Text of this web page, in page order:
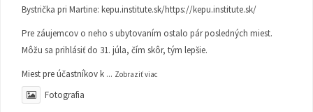
Bystrička pri Martine: kepu.institute.sk/https://kepu.institute.sk/
Pre záujemcov o neho s ubytovaním ostalo pár posledných miest.
Môžu sa prihlásiť do 31. júla, čím skôr, tým lepšie.
Miest pre účastníkov k ... Zobraziť viac
Fotografia